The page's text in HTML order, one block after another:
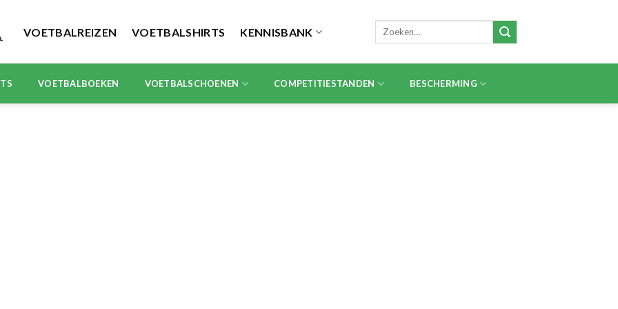
VOETBALREIZEN VOETBALSHIRTS KENNISBANK
Zoeken
VOETBALBOEKEN VOETBALSCHOENEN COMPETITIESTANDEN BESCHERMING